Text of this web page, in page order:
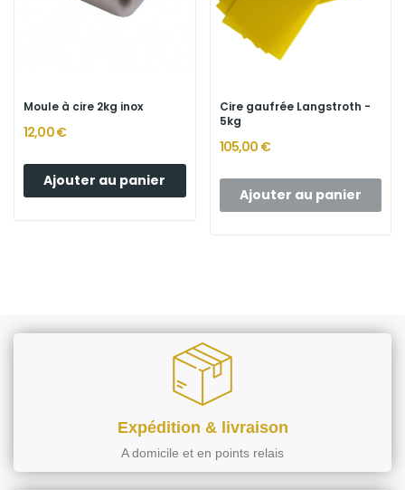
Moule à cire 2kg inox
12,00 €
Ajouter au panier
Cire gaufrée Langstroth -
5kg
105,00 €
Ajouter au panier
Expédition & livraison
A domicile et en points relais